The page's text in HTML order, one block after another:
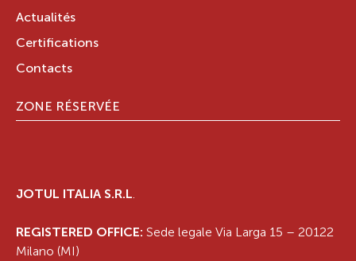
Actualités
Certifications
Contacts
ZONE RÉSERVÉE
JOTUL ITALIA S.R.L
REGISTERED OFFICE: Sede legale Via Larga 15 – 20122
Milano (MI)